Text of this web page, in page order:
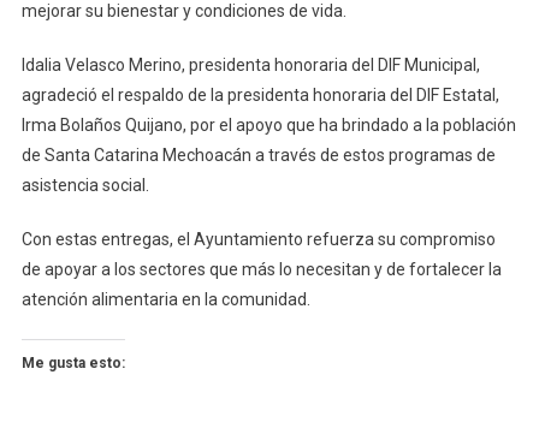
mejorar su bienestar y condiciones de vida.
Idalia Velasco Merino, presidenta honoraria del DIF Municipal,
agradeció el respaldo de la presidenta honoraria del DIF Estatal,
Irma Bolaños Quijano, por el apoyo que ha brindado a la población
de Santa Catarina Mechoacán a través de estos programas de
asistencia social.
Con estas entregas, el Ayuntamiento refuerza su compromiso
de apoyar a los sectores que más lo necesitan y de fortalecer la
atención alimentaria en la comunidad.
Me gusta esto: